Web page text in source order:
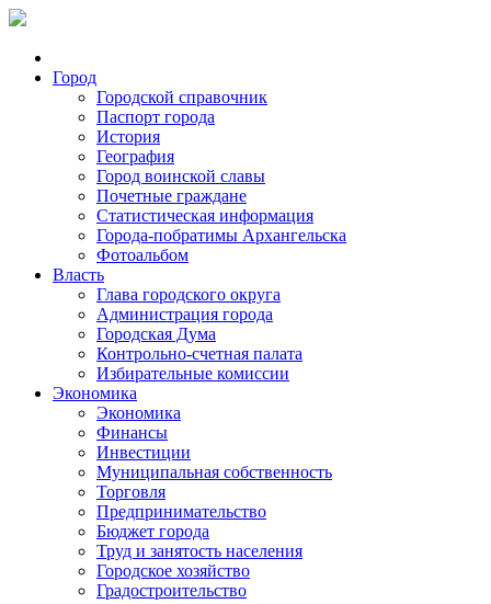
Город
Городской справочник
Паспорт города
История
География
Город воинской славы
Почетные граждане
Статистическая информация
Города-побратимы Архангельска
Фотоальбом
Власть
Глава городского округа
Администрация города
Городская Дума
Контрольно-счетная палата
Избирательные комиссии
Экономика
Экономика
Финансы
Инвестиции
Муниципальная собственность
Торговля
Предпринимательство
Бюджет города
Труд и занятость населения
Городское хозяйство
Градостроительство